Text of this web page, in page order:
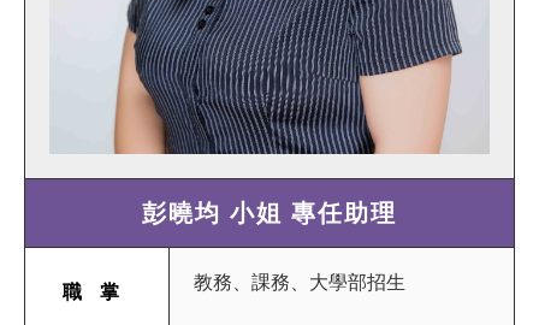
彭曉均 小姐 專任助理
職掌 教務 課務 大學部招生